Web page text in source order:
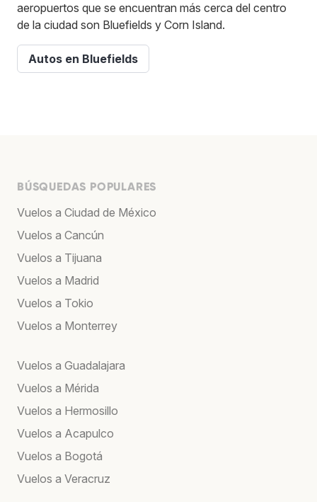
aeropuertos que se encuentran más cerca del centro
de la ciudad son Bluefields y Corn Island.
Autos en Bluefields
BÚSQUEDAS POPULARES
Vuelos a Ciudad de México
Vuelos a Cancún
Vuelos a Tijuana
Vuelos a Madrid
Vuelos a Tokio
Vuelos a Monterrey
Vuelos a Guadalajara
Vuelos a Mérida
Vuelos a Hermosillo
Vuelos a Acapulco
Vuelos a Bogotá
Vuelos a Veracruz